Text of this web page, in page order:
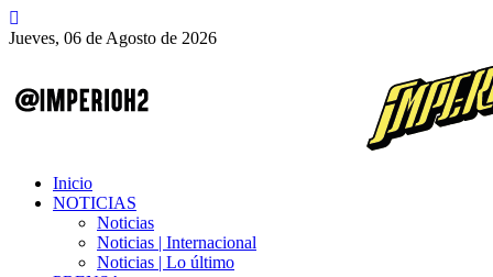
Jueves, 06 de Agosto de 2026
Inicio
NOTICIAS
Noticias
Noticias | Internacional
Noticias | Lo último